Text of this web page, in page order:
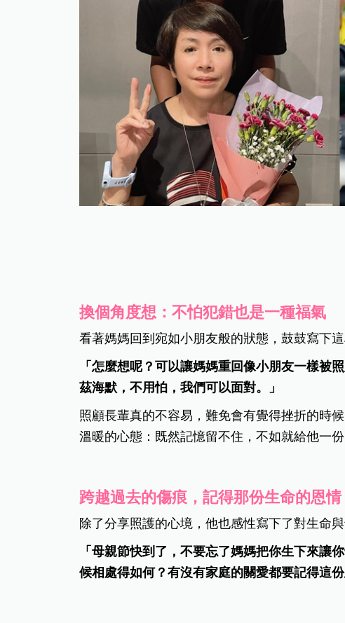
換個角度想：不怕犯錯也是一種福氣
看著媽媽回到宛如小朋友般的狀態，鼓鼓寫下
「怎麼想呢？可以讓媽媽重回像小朋友一樣被
茲海默，不用怕，我們可以面對。」
照顧長輩真的不容易，難免會有覺得挫折的時
溫暖的心態：既然記憶留不住，不如就給他一
跨越過去的傷痕，記得那份生命的恩情
除了分享照護的心境，他也感性寫下了對生命與
「母親節快到了，不要忘了媽媽把你生下來讓
候相處得如何？有沒有家庭的關愛都要記得這份